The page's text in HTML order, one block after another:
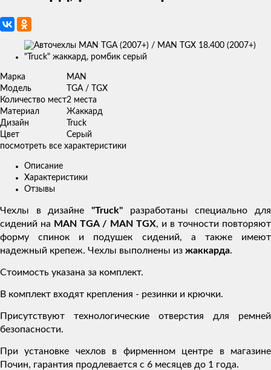
Изображения
Марка
MAN
Модель
TGA / TGX
Количество мест2 места
Материал
Жаккард
Дизайн
Truck
Цвет
Серый
посмотреть все характеристики
Описание
Характеристики
Отзывы
Чехлы в дизайне "Truck" разработаны специально для
сидений на MAN TGA / MAN TGX, и в точности повторяют
форму спинок и подушек сидений, а также имеют
надежный крепеж. Чехлы выполнены из жаккарда.
Стоимость указана за комплект.
В комплект входят крепления - резинки и крючки.
Присутствуют технологические отверстия для ремней
безопасности.
При установке чехлов в фирменном центре в магазине
Почин, гарантия продлевается с 6 месяцев до 1 года.